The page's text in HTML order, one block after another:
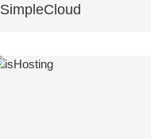
SimpleCloud